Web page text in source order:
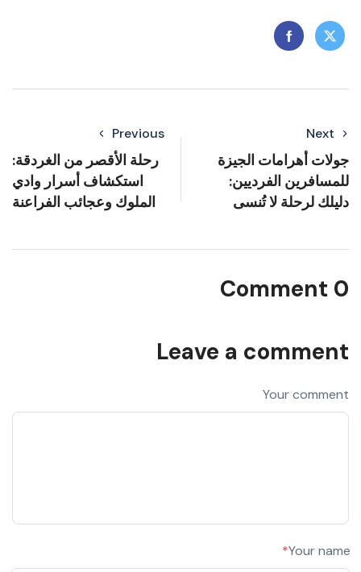
Previous
رحلة الأقصر من الغردقة:
استكشاف أسرار وادي
الملوك وعجائب الفراعنة
Next
جولات أهرامات الجيزة
للمسافرين الفرديين:
دليلك لرحلة لا تُنسى
0 Comment
Leave a comment
Your comment
Your name
*